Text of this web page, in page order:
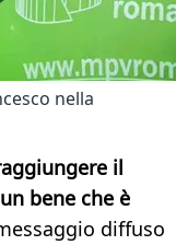
nella
il
bene che è
diffuso